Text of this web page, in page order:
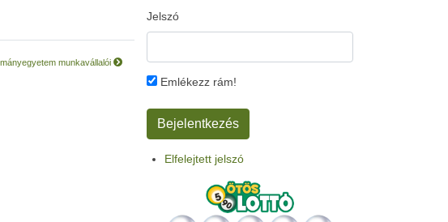
munkavállalói
Jelszó
Emlékezz rám!
Elfelejtett jelszó